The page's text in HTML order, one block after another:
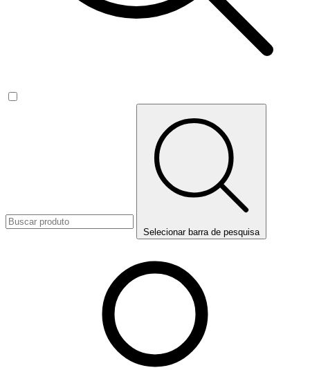
Selecionar barra de pesquisa